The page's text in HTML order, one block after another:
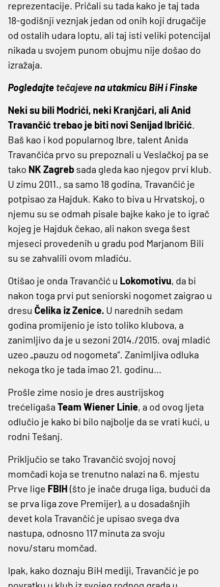
reprezentacije. Pričali su tada kako je taj tada
18-godišnji veznjak jedan od onih koji drugačije
od ostalih udara loptu, ali taj isti veliki potencijal
nikada u svojem punom obujmu nije došao do
izražaja.
Pogledajte tečajevena utakmicu BiH i Finske
Neki su bili Modrići, neki Kranjčari, ali Anid
Travančić trebao je biti novi Senijad Ibričić.
Baš kao i kod popularnog Ibre, talent Anida
Travančića prvo su prepoznali u Veslačkoj pa se
tako NK Zagreb sada gleda kao njegov prvi klub.
U zimu 2011., sa samo 18 godina, Travančić je
potpisao za Hajduk. Kako to biva u Hrvatskoj, o
njemu su se odmah pisale bajke kako je to igrač
kojeg je Hajduk čekao, ali nakon svega šest
mjeseci provedenih u gradu pod Marjanom Bili
su se zahvalili ovom mladiću.
Otišao je onda Travančić u Lokomotivu, da bi
nakon toga prvi put seniorski nogomet zaigrao u
dresu Čelika iz Zenice. U narednih sedam
godina promijenio je isto toliko klubova, a
zanimljivo da je u sezoni 2014./2015. ovaj mladić
uzeo „pauzu od nogometa“. Zanimljiva odluka
nekoga tko je tada imao 21. godinu…
Prošle zime nosio je dres austrijskog
trećeligaša Team Wiener Linie, a od ovog ljeta
odlučio je kako bi bilo najbolje da se vrati kući, u
rodni Tešanj.
Priključio se tako Travančić svojoj novoj
momčadi koja se trenutno nalazi na 6. mjestu
Prve lige FBIH (što je inače druga liga, budući da
se prva liga zove Premijer), a u dosadašnjih
devet kola Travančić je upisao svega dva
nastupa, odnosno 117 minuta za svoju
novu/staru momčad.
Ipak, kako doznaju BiH mediji, Travančić je po